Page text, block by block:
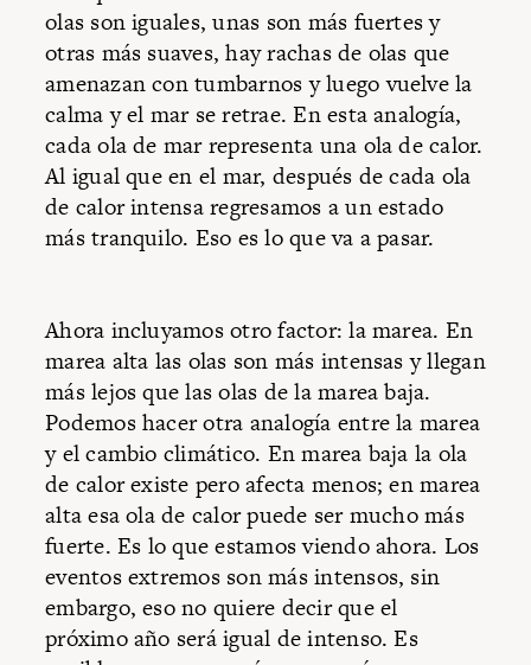
olas son iguales, unas son más fuertes y
otras más suaves, hay rachas de olas que
amenazan con tumbarnos y luego vuelve la
calma y el mar se retrae. En esta analogía,
cada ola de mar representa una ola de calor.
Al igual que en el mar, después de cada ola
de calor intensa regresamos a un estado
más tranquilo. Eso es lo que va a pasar.
Ahora incluyamos otro factor: la marea. En
marea alta las olas son más intensas y llegan
más lejos que las olas de la marea baja.
Podemos hacer otra analogía entre la marea
y el cambio climático. En marea baja la ola
de calor existe pero afecta menos; en marea
alta esa ola de calor puede ser mucho más
fuerte. Es lo que estamos viendo ahora. Los
eventos extremos son más intensos, sin
embargo, eso no quiere decir que el
próximo año será igual de intenso. Es